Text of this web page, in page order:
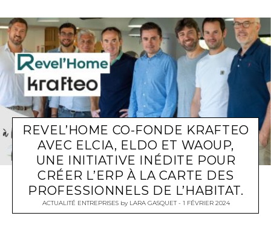
REVEL’HOME CO-FONDE KRAFTEO
AVEC ELCIA, ELDO ET WAOUP,
UNE INITIATIVE INÉDITE POUR
CRÉER L’ERP À LA CARTE DES
PROFESSIONNELS DE L’HABITAT.
ACTUALITÉ ENTREPRISESby LARA GASQUET 1 FÉVRIER 2024